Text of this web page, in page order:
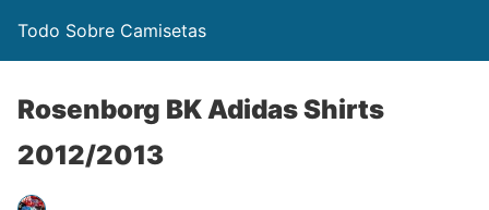
Todo Sobre Camisetas
Rosenborg BK Adidas Shirts
2012/2013